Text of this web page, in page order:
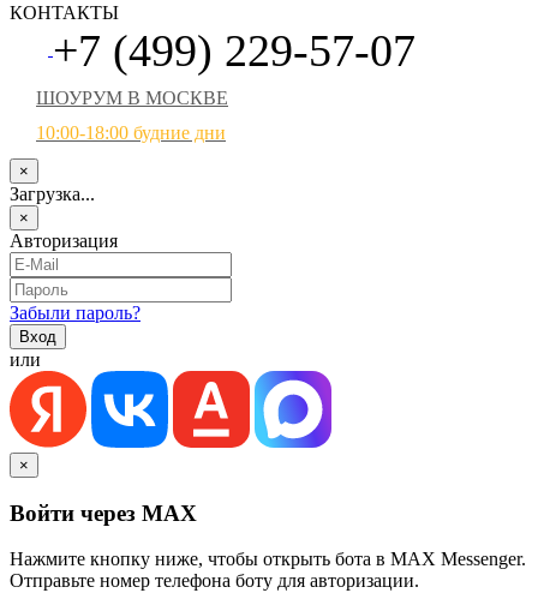
КОНТАКТЫ
+7 (499) 229-57-07
ШОУРУМ В МОСКВЕ
10:00-18:00 будние дни
×
Загрузка...
×
Авторизация
Забыли пароль?
или
×
Войти через MAX
Нажмите кнопку ниже, чтобы открыть бота в MAX Messenger.
Отправьте номер телефона боту для авторизации.